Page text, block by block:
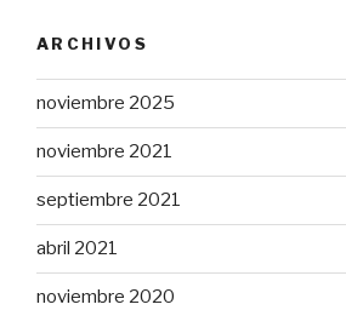
ARCHIVOS
noviembre 2025
noviembre 2021
septiembre 2021
abril 2021
noviembre 2020